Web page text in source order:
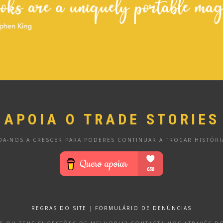
APOIA O TRADE STORIES
NOS A CRESCER PARA PODERES CONTINUAR A TROCAR
REGRAS DO SITE | FORMULÁRIO DE DENÚNCIAS